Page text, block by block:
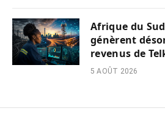
Afrique du
génèrent
revenus de
5 AOÛT 2026